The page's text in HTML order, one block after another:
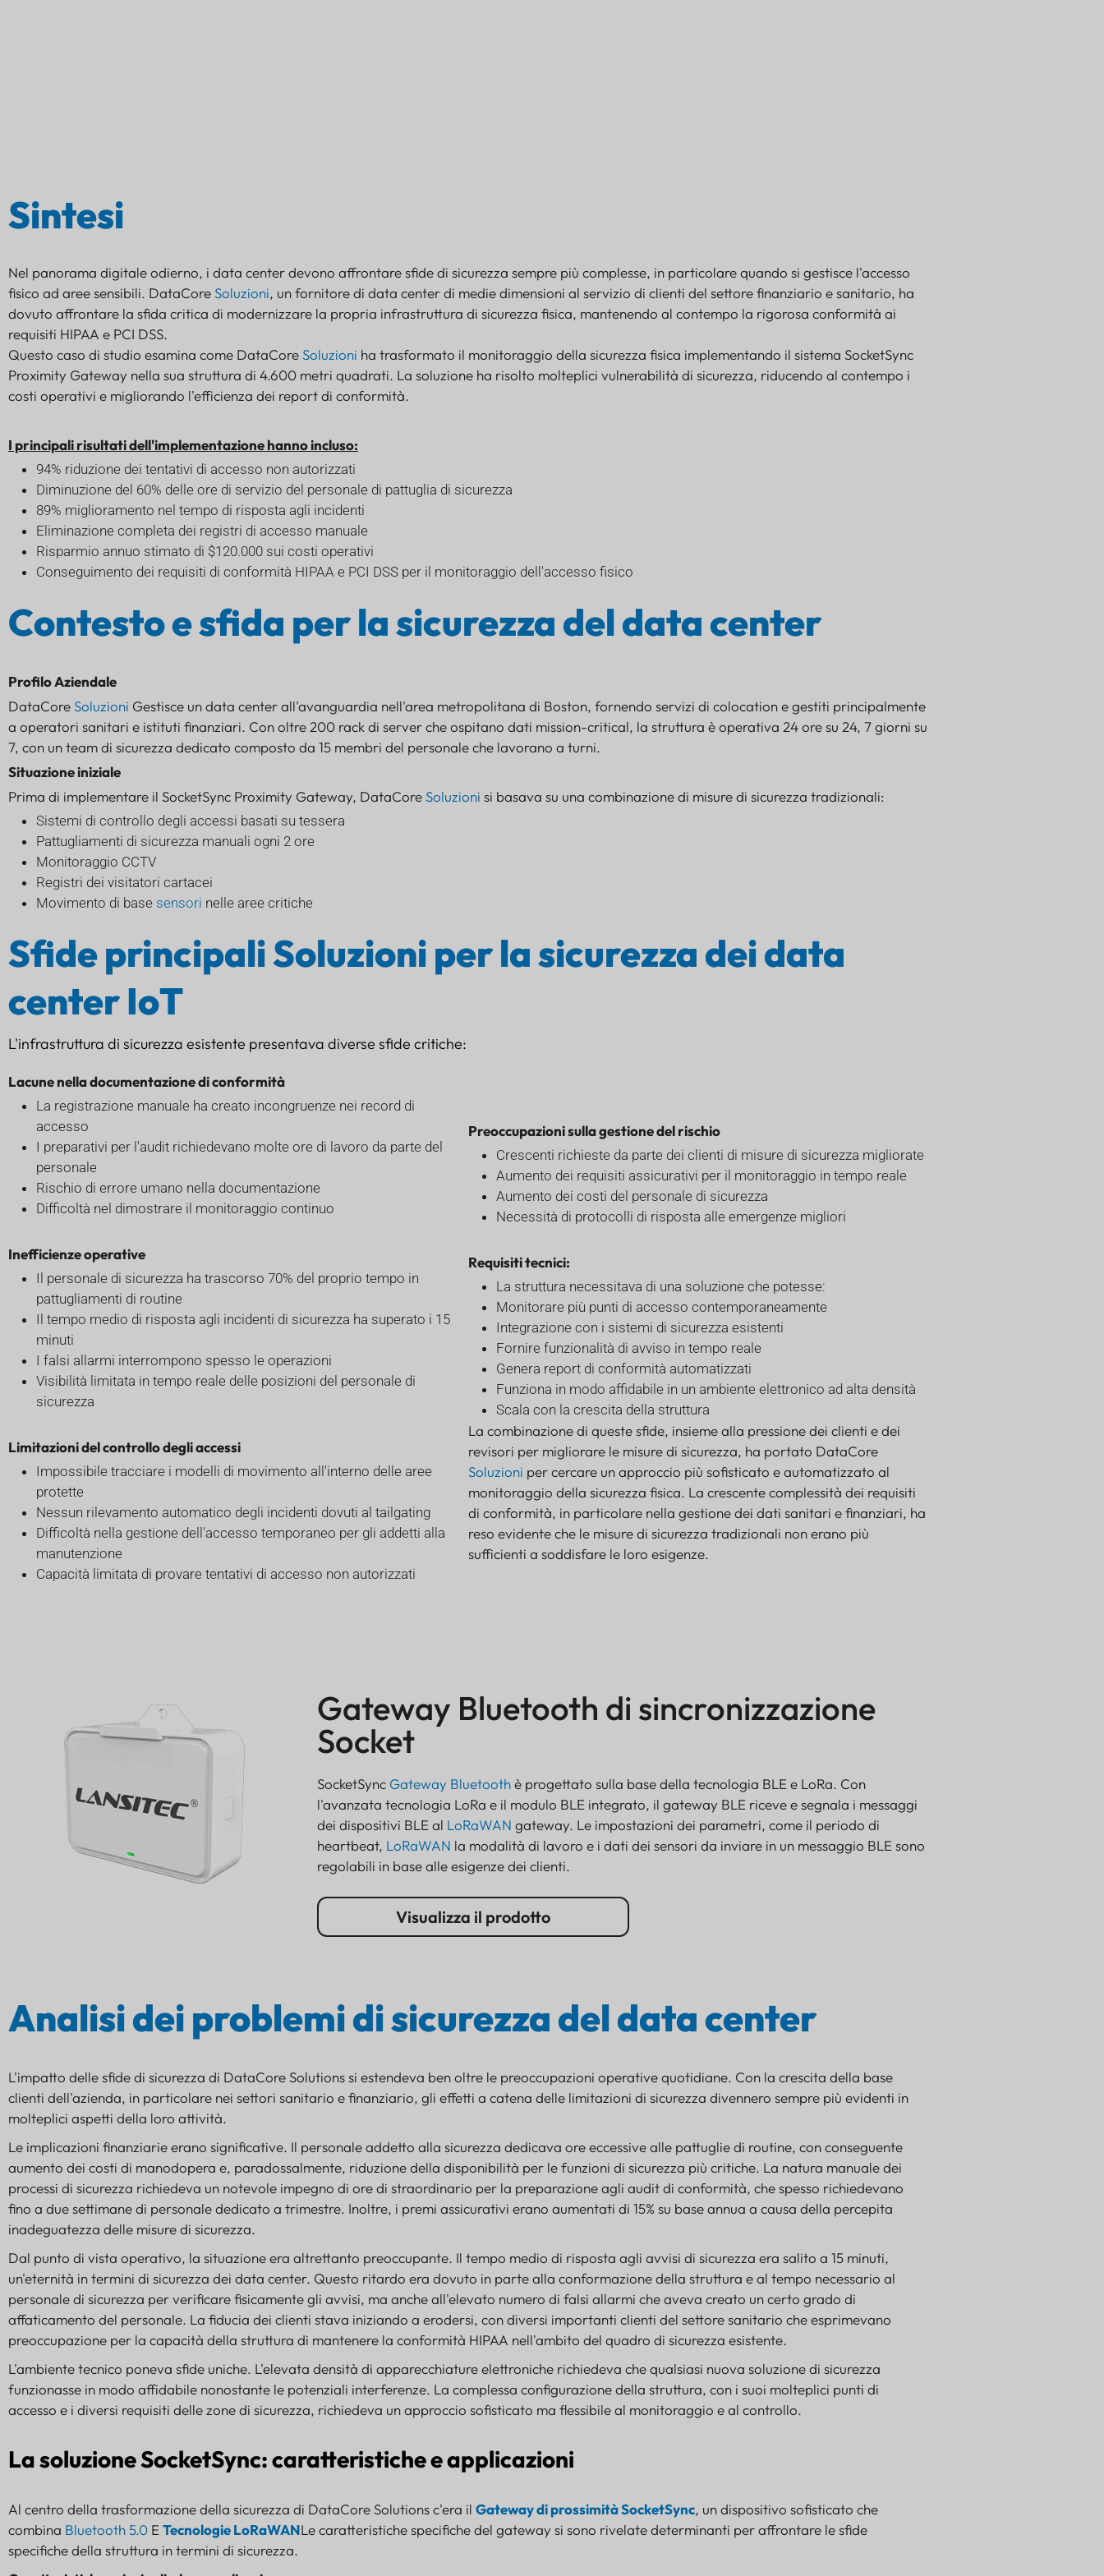
Sintesi
Nel panorama digitale odierno, i data center devono affrontare sfide di sicurezza sempre più complesse, in particolare quando si gestisce l'accesso
fisico ad aree sensibili. DataCoreSoluzioni, un fornitore di data center di medie dimensioni al servizio di clienti del settore finanziario e sanitario, ha
dovuto affrontare la sfida critica di modernizzare la propria infrastruttura di sicurezza fisica, mantenendo al contempo la rigorosa conformità ai
requisiti HIPAA e PCI DSS.
Questo caso di studio esamina come DataCoreSoluzioni ha trasformato il monitoraggio della sicurezza fisica implementando il sistema SocketSync
Proximity Gateway nella sua struttura di 4.600 metri quadrati. La soluzione ha risolto molteplici vulnerabilità di sicurezza, riducendo al contempo i
costi operativi e migliorando l'efficienza dei report di conformità.
I principali risultati dell'implementazione hanno incluso:
94% riduzione dei tentativi di accesso non autorizzati
Diminuzione del 60% delle ore di servizio del personale di pattuglia di sicurezza
89% miglioramento nel tempo di risposta agli incidenti
Eliminazione completa dei registri di accesso manuale
Risparmio annuo stimato di $120.000 sui costi operativi
Conseguimento dei requisiti di conformità HIPAA e PCI DSS per il monitoraggio dell'accesso fisico
Contesto e sfida per la sicurezza del data center
Profilo Aziendale
DataCoreSoluzioni Gestisce un data center all'avanguardia nell'area metropolitana di Boston, fornendo servizi di colocation e gestiti principalmente
a operatori sanitari e istituti finanziari. Con oltre 200 rack di server che ospitano dati mission-critical, la struttura è operativa 24 ore su 24, 7 giorni su
7, con un team di sicurezza dedicato composto da 15 membri del personale che lavorano a turni.
Situazione iniziale
Prima di implementare il SocketSync Proximity Gateway, DataCoreSoluzioni si basava su una combinazione di misure di sicurezza tradizionali:
Sistemi di controllo degli accessi basati su tessera
Pattugliamenti di sicurezza manuali ogni 2 ore
Monitoraggio CCTV
Registri dei visitatori cartacei
Movimento di base sensori nelle aree critiche
Sfide principali Soluzioni per la sicurezza dei data
center IoT
L'infrastruttura di sicurezza esistente presentava diverse sfide critiche:
Lacune nella documentazione di conformità
La registrazione manuale ha creato incongruenze nei record di
accesso
I preparativi per l'audit richiedevano molte ore di lavoro da parte del
personale
Rischio di errore umano nella documentazione
Difficoltà nel dimostrare il monitoraggio continuo
Inefficienze operative
Il personale di sicurezza ha trascorso 70% del proprio tempo in
pattugliamenti di routine
Il tempo medio di risposta agli incidenti di sicurezza ha superato i 15
minuti
I falsi allarmi interrompono spesso le operazioni
Visibilità limitata in tempo reale delle posizioni del personale di
sicurezza
Limitazioni del controllo degli accessi
Impossibile tracciare i modelli di movimento all'interno delle aree
protette
Nessun rilevamento automatico degli incidenti dovuti al tailgating
Difficoltà nella gestione dell'accesso temporaneo per gli addetti alla
manutenzione
Capacità limitata di provare tentativi di accesso non autorizzati
Preoccupazioni sulla gestione del rischio
Crescenti richieste da parte dei clienti di misure di sicurezza migliorate
Aumento dei requisiti assicurativi per il monitoraggio in tempo reale
Aumento dei costi del personale di sicurezza
Necessità di protocolli di risposta alle emergenze migliori
Requisiti tecnici:
La struttura necessitava di una soluzione che potesse:
Monitorare più punti di accesso contemporaneamente
Integrazione con i sistemi di sicurezza esistenti
Fornire funzionalità di avviso in tempo reale
Genera report di conformità automatizzati
Funziona in modo affidabile in un ambiente elettronico ad alta densità
Scala con la crescita della struttura
La combinazione di queste sfide, insieme alla pressione dei clienti e dei
revisori per migliorare le misure di sicurezza, ha portato DataCore
Soluzioni per cercare un approccio più sofisticato e automatizzato al
monitoraggio della sicurezza fisica. La crescente complessità dei requisiti
di conformità, in particolare nella gestione dei dati sanitari e finanziari, ha
reso evidente che le misure di sicurezza tradizionali non erano più
sufficienti a soddisfare le loro esigenze.
Gateway Bluetooth di sincronizzazione
Socket
SocketSync Gateway Bluetoothè progettato sulla base della tecnologia BLE e LoRa. Con
l'avanzata tecnologia LoRa e il modulo BLE integrato, il gateway BLE riceve e segnala i messaggi
dei dispositivi BLE al LoRaWAN gateway. Le impostazioni dei parametri, come il periodo di
heartbeat, LoRaWAN la modalità di lavoro e i dati dei sensori da inviare in un messaggio BLE sono
regolabili in base alle esigenze dei clienti.
Visualizza il prodotto
Analisi dei problemi di sicurezza del data center
L'impatto delle sfide di sicurezza di DataCore Solutions si estendeva ben oltre le preoccupazioni operative quotidiane. Con la crescita della base
clienti dell'azienda, in particolare nei settori sanitario e finanziario, gli effetti a catena delle limitazioni di sicurezza divennero sempre più evidenti in
molteplici aspetti della loro attività.
Le implicazioni finanziarie erano significative. Il personale addetto alla sicurezza dedicava ore eccessive alle pattuglie di routine, con conseguente
aumento dei costi di manodopera e, paradossalmente, riduzione della disponibilità per le funzioni di sicurezza più critiche. La natura manuale dei
processi di sicurezza richiedeva un notevole impegno di ore di straordinario per la preparazione agli audit di conformità, che spesso richiedevano
fino a due settimane di personale dedicato a trimestre. Inoltre, i premi assicurativi erano aumentati di 15% su base annua a causa della percepita
inadeguatezza delle misure di sicurezza.
Dal punto di vista operativo, la situazione era altrettanto preoccupante. Il tempo medio di risposta agli avvisi di sicurezza era salito a 15 minuti,
un'eternità in termini di sicurezza dei data center. Questo ritardo era dovuto in parte alla conformazione della struttura e al tempo necessario al
personale di sicurezza per verificare fisicamente gli avvisi, ma anche all'elevato numero di falsi allarmi che aveva creato un certo grado di
affaticamento del personale. La fiducia dei clienti stava iniziando a erodersi, con diversi importanti clienti del settore sanitario che esprimevano
preoccupazione per la capacità della struttura di mantenere la conformità HIPAA nell'ambito del quadro di sicurezza esistente.
L'ambiente tecnico poneva sfide uniche. L'elevata densità di apparecchiature elettroniche richiedeva che qualsiasi nuova soluzione di sicurezza
funzionasse in modo affidabile nonostante le potenziali interferenze. La complessa configurazione della struttura, con i suoi molteplici punti di
accesso e i diversi requisiti delle zone di sicurezza, richiedeva un approccio sofisticato ma flessibile al monitoraggio e al controllo.
La soluzione SocketSync: caratteristiche e applicazioni
Al centro della trasformazione della sicurezza di DataCore Solutions c'era il Gateway di prossimità SocketSync, un dispositivo sofisticato che
combina Bluetooth 5.0 ETecnologie LoRaWANLe caratteristiche specifiche del gateway si sono rivelate determinanti per affrontare le sfide
specifiche della struttura in termini di sicurezza.